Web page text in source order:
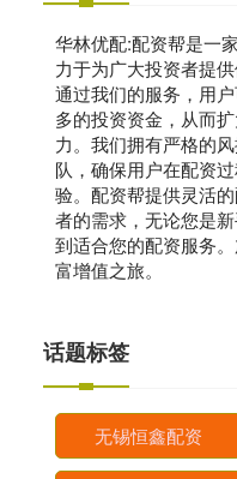
华林优配:配资帮是一
力于为广大投资者提
通过我们的服务，用
多的投资资金，从而
力。我们拥有严格的
队，确保用户在配资
验。配资帮提供灵活
者的需求，无论您是
到适合您的配资服务
富增值之旅。
话题标签
无锡恒鑫配资